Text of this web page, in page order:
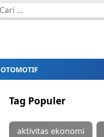
OTOMOTIF
Tag Populer
aktivitas ekonomi